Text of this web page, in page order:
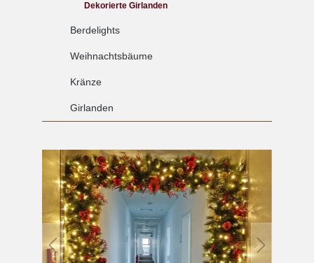
Dekorierte Girlanden
Berdelights
Weihnachtsbäume
Kränze
Girlanden